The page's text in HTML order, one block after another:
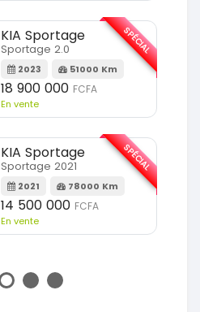
KIA Sportage
Sportage 2.0
2023 51000 Km
18 900 000 FCFA
En vente
SPÉCIAL
KIA Sportage
Sportage 2021
2021 78000 Km
14 500 000 FCFA
En vente
SPÉCIAL